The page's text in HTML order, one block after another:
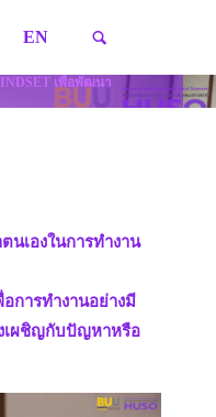
EN
เพื่อพัฒนา
เองในการทำงาน
การทำงานอย่างมี
งเผชิญกับปัญหาหรือ